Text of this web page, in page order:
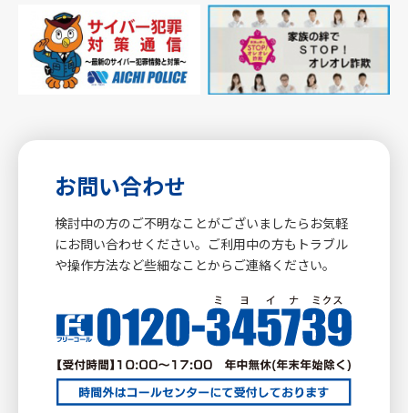
お問い合わせ
検討中の方のご不明なことがございましたらお気軽
にお問い合わせください。ご利用中の方もトラブル
や操作方法など些細なことからご連絡ください。